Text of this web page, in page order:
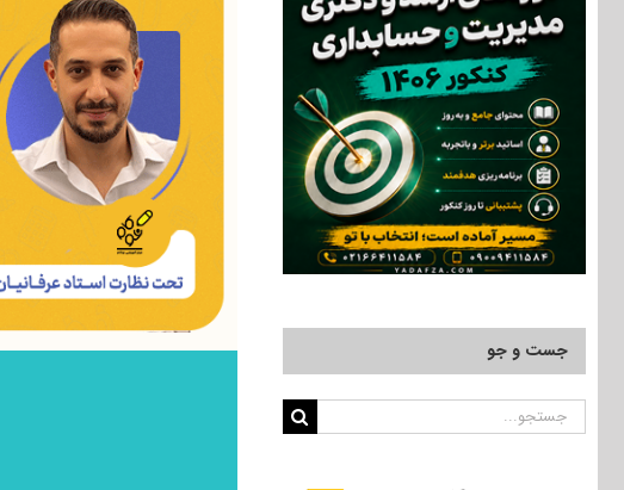
جست و جو
جستجو